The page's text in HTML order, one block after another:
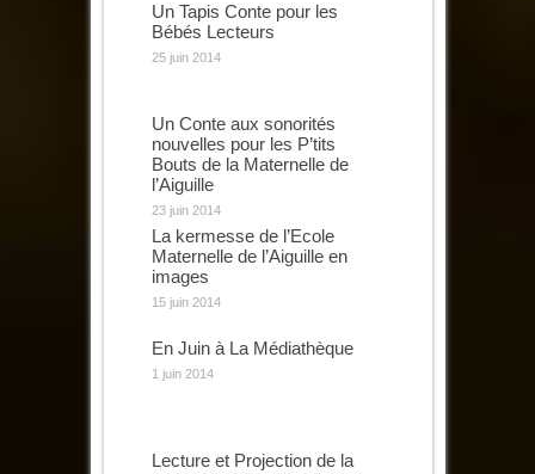
Un Tapis Conte pour les
Bébés Lecteurs
25 juin 2014
Un Conte aux sonorités
nouvelles pour les P’tits
Bouts de la Maternelle de
l’Aiguille
23 juin 2014
La kermesse de l’Ecole
Maternelle de l’Aiguille en
images
15 juin 2014
En Juin à La Médiathèque
1 juin 2014
Lecture et Projection de la